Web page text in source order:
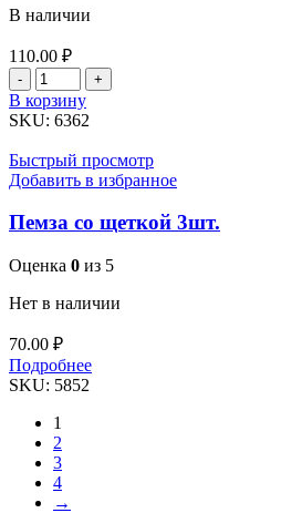
В наличии
110.00 ₽
Количество
товара
Ножницы
№
192
В корзину
SKU: 6362
Быстрый просмотр
Добавить в избранное
Пемза со щеткой 3шт.
Оценка 0 из 5
Нет в наличии
70.00 ₽
Подробнее
SKU: 5852
1
2
3
4
→